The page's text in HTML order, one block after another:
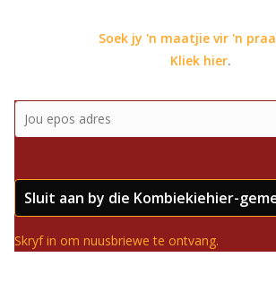
Soek jy 'n maatjie vir 'n
Kliek hier.
Sluit aan by die Kombiekiehier-
Skryf in om nuusbriewe te ontvang.